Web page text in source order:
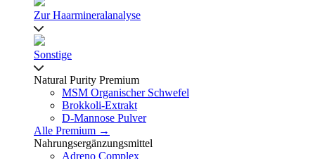
Zur Haarmineralanalyse
Sonstige
Natural Purity Premium
MSM Organischer Schwefel
Brokkoli-Extrakt
D-Mannose Pulver
Alle Premium →
Nahrungsergänzungsmittel
Adreno Complex